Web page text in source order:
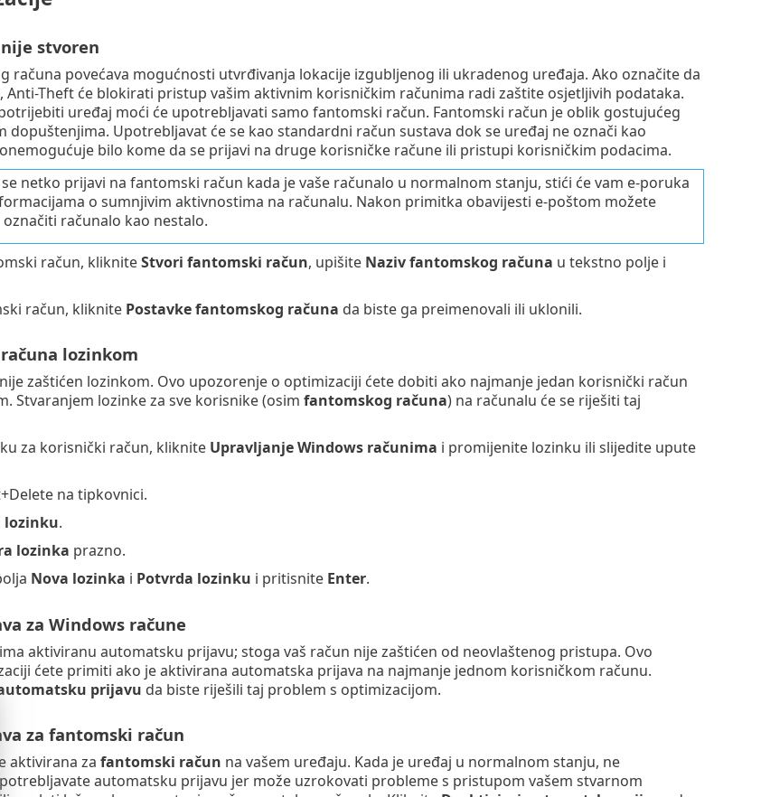
stvoren
računa povećava mogućnosti utvrđivanja lokacije izgubljenog ili ukradenog uređaja. Ako označite da
Anti-Theft će blokirati pristup vašim aktivnim korisničkim računima radi zaštite osjetljivih podataka.
uređaj moći će upotrebljavati samo fantomski račun. Fantomski račun je oblik gostujućeg
dopuštenjima. Upotrebljavat će se kao standardni račun sustava dok se uređaj ne označi kao
bilo kome da se prijavi na druge korisničke račune ili pristupi korisničkim podacima.
netko prijavi na fantomski račun kada je vaše računalo u normalnom stanju, stići će vam e-poruka
o sumnjivim aktivnostima na računalu. Nakon primitka obavijesti e-poštom možete
računalo kao nestalo.
račun, klikniteStvori fantomski račun, upišite Naziv fantomskog računa u tekstno polje i
račun, kliknite Postavke fantomskog računa da biste ga preimenovali ili uklonili.
lozinkom
zaštićen lozinkom. Ovo upozorenje o optimizaciji ćete dobiti ako najmanje jedan korisnički račun
Stvaranjem lozinke za sve korisnike (osim fantomskog računa) na računalu će se riješiti taj
za korisnički račun, kliknite Upravljanje Windows računima i promijenite lozinku ili slijedite upute
na tipkovnici.
lozinku.
lozinka prazno.
Nova lozinka i Potvrda lozinku i pritisnite Enter.
za Windows račune
aktiviranu automatsku prijavu; stoga vaš račun nije zaštićen od neovlaštenog pristupa. Ovo
ćete primiti ako je aktivirana automatska prijava na najmanje jednom korisničkom računu.
prijavu da biste riješili taj problem s optimizacijom.
za fantomski račun
aktivirana za fantomski račun na vašem uređaju. Kada je uređaj u normalnom stanju, ne
automatsku prijavu jer može uzrokovati probleme s pristupom vašem stvarnom